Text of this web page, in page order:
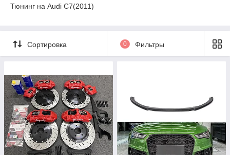
Тюнинг на Audi C7(2011)
Сортировка 0 Фильтры